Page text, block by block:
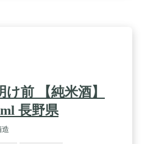
を遠藤酒造場人気の定番純
本酒度16度と辛口の中でも
辛さの中に感じる米の旨味が
ん燗でも楽しんでいただける
まろやかな甘みとキレの良
も燗酒としてもおいしい ◆渓
味を味わいつつ鼻に抜ける
逸品。 / 日本酒のギフトで人
母の日や父の日の他、敬老の
け前 【純米酒】
長野県
造